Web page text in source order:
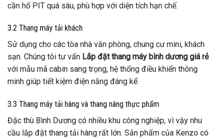
cần hố PIT quá sâu, phù hợp với diện tích hạn chế.
3.2 Thang máy tải khách
Sử dụng cho các tòa nhà văn phòng, chung cư mini, khách
sạn. Chúng tôi tư vấn Lắp đặt thang máy bình dương giá rẻ
với mẫu mã cabin sang trọng, hệ thống điều khiển thông
minh giúp tiết kiệm điện năng đáng kể.
3.3 Thang máy tải hàng và thang nâng thực phẩm
Đặc thù Bình Dương có nhiều khu công nghiệp, vì vậy nhu
cầu lắp đặt thang tải hàng rất lớn. Sản phẩm của Kenzo có